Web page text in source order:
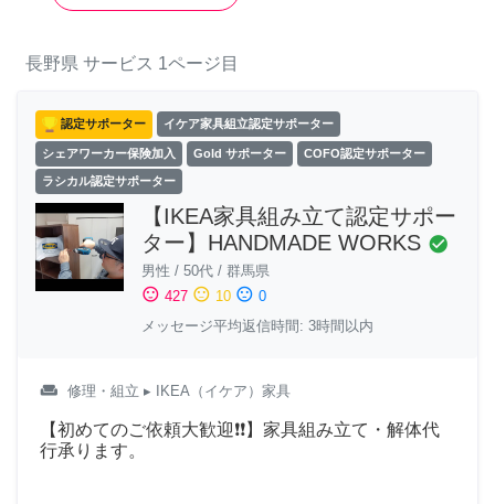
長野県 サービス 1ページ目
認定サポーター イケア家具組立認定サポーター
シェアワーカー保険加入 Gold サポーター COFO認定サポーター
ラシカル認定サポーター
【IKEA家具組み立て認定サポー
ター】HANDMADE WORKS check_circle
男性 / 50代 / 群馬県
sentiment_satisfied 427 sentiment_neutral 10 sentiment_dissatisfied 0
メッセージ平均返信時間: 3時間以内
weekend 修理・組立 ▸ IKEA（イケア）家具
【初めてのご依頼大歓迎❗❗】家具組み立て・解体代
行承ります。